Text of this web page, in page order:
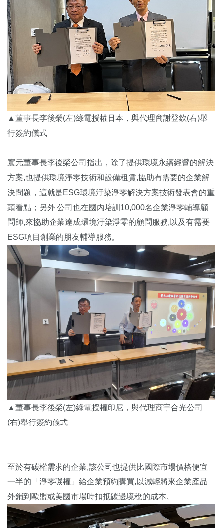
▲董事長李後榮(左)綠電授權日本，與代理商謝登欽(右)舉
行簽約儀式
寰元董事長李後榮公司指出，除了提供環境永續經營的解決
方案,也提供環境淨零技術和設備租賃,協助有需要的企業解
決問題，這就是ESG環境汙染淨零解決方案技術發表會的重
頭看點；另外,公司也在國內培訓10,000名企業淨零輔導顧
問師,來協助企業達成環境汙染淨零的顧問服務,以及有需要
ESG項目創業的朋友輔導服務。
▲董事長李後榮(左)綠電授權印尼，與代理商宇合光公司
(右)舉行簽約儀式
至於有碳權需求的企業,該公司也提供比國際市場價格便宜
一半的「淨零碳權」給企業預約購買,以減輕將來企業產品
外銷到歐盟或美國市場時扣抵碳邊境稅的成本。